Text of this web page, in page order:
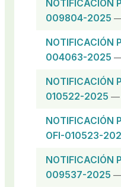
NOTIFICACIÓN
009804-2025 —
NOTIFICACIÓN
004063-2025 —
NOTIFICACIÓN
010522-2025 —
NOTIFICACIÓN
OFI-010523-
NOTIFICACIÓN
009537-2025 —